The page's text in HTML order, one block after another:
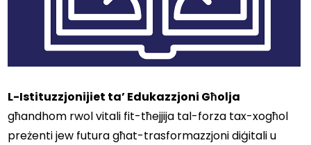
L-Istituzzjonijiet ta’ Edukazzjoni Għolja
għandhom rwol vitali fit-tħejjija tal-forza tax-xogħol
preżenti jew futura għat-trasformazzjoni diġitali u